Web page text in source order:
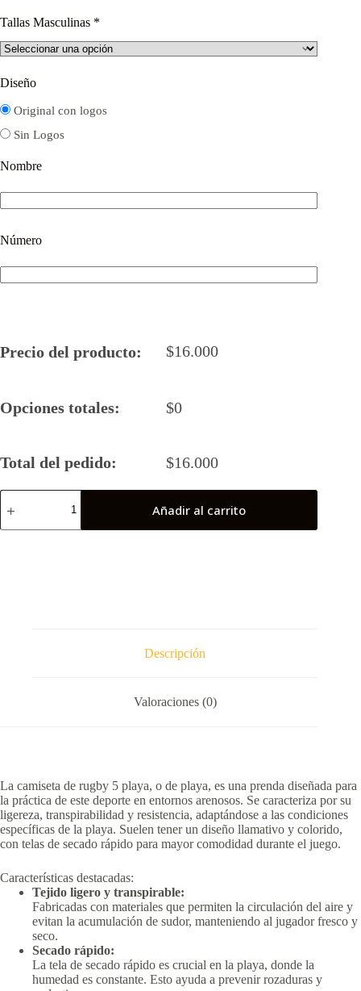
Tallas Masculinas *
Diseño
Original con logos
Sin Logos
Nombre
Número
Precio del producto: $16.000
Opciones totales: $0
Total del pedido: $16.000
Camiseta
Rugby
Añadir al carrito
Descripción
Valoraciones (0)
La camiseta de rugby 5 playa, o de playa, es una prenda diseñada para
la práctica de este deporte en entornos arenosos. Se caracteriza por su
ligereza, transpirabilidad y resistencia, adaptándose a las condiciones
específicas de la playa. Suelen tener un diseño llamativo y colorido,
con telas de secado rápido para mayor comodidad durante el juego.
Características destacadas:
Tejido ligero y transpirable:
Fabricadas con materiales que permiten la circulación del aire y
evitan la acumulación de sudor, manteniendo al jugador fresco y
seco.
Secado rápido:
La tela de secado rápido es crucial en la playa, donde la
humedad es constante. Esto ayuda a prevenir rozaduras y